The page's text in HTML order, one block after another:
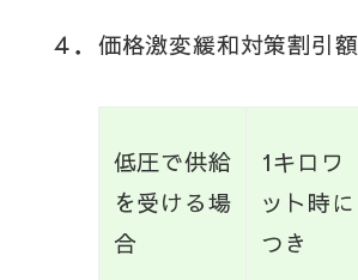
４．価格激変緩和対策割引額
低圧で供給
を受ける場
合
1キロワ
ット時に
つき